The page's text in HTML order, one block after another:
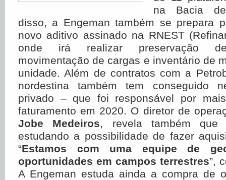
na Bacia
disso, a Engeman também se prepara
novo aditivo assinado na RNEST
onde irá realizar preservação de
movimentação de cargas e inventário de
unidade. Além de contratos com a
nordestina também tem conseguido
privado – que foi responsável por
faturamento em 2020. O diretor de
Jobe Medeiros, revela também que
estudando a possibilidade de fazer
“Estamos com uma equipe de
oportunidades em campos terrestres”,
A Engeman estuda ainda a compra de